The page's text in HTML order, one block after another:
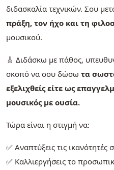
διδασκαλία τεχνικών. Σου
πράξη, τον ήχο και τη
μουσικού.
🎸 Διδάσκω με πάθος,
σκοπό να σου δώσω τα
εξελιχθείς είτε ως
μουσικός με ουσία.
Τώρα είναι η στιγμή να:
✅ Αναπτύξεις τις ικανότητές
✅ Καλλιεργήσεις το